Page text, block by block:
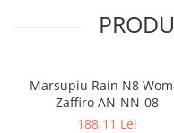
Marsupiu Rain N8
Zaffiro AN-NN-08
188,11 Lei